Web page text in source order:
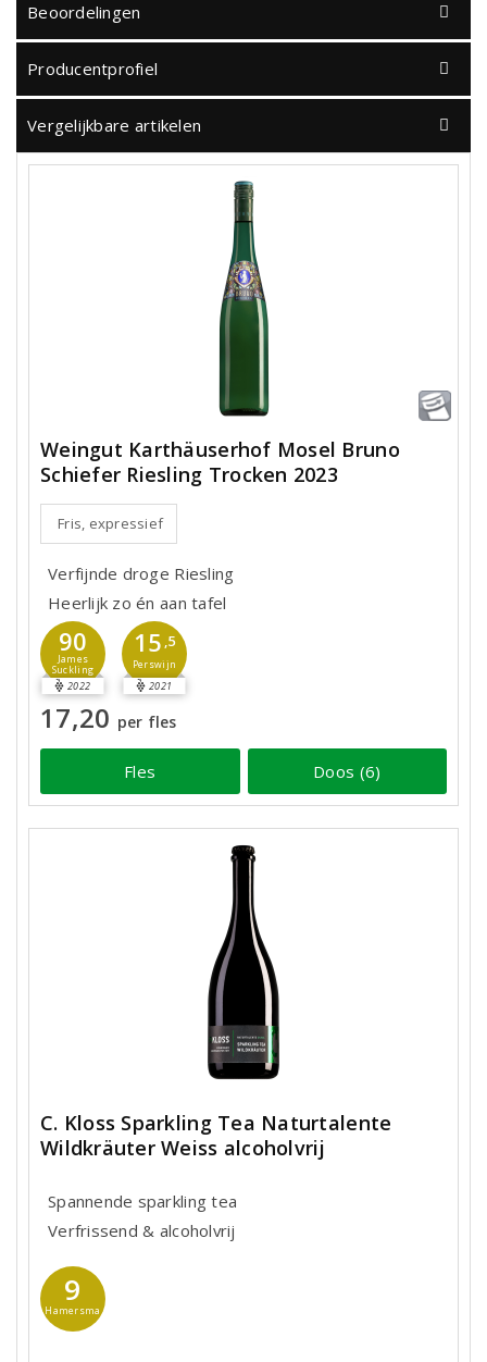
Beoordelingen
Producentprofiel
Vergelijkbare artikelen
Weingut Karthäuserhof Mosel Bruno
Schiefer Riesling Trocken 2023
Fris, expressief
Verfijnde droge Riesling
Heerlijk zo én aan tafel
90
James
Suckling
2022
15 ,5
Perswijn
2021
17,20 per fles
Fles Doos (6)
C. Kloss Sparkling Tea Naturtalente
Wildkräuter Weiss alcoholvrij
Spannende sparkling tea
Verfrissend & alcoholvrij
9
Hamersma